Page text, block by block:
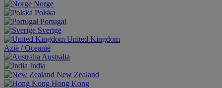
Norge
Polska
Portugal
Sverige
United Kingdom
Aziё / Oceaniё
Australia
India
New Zealand
Hong Kong